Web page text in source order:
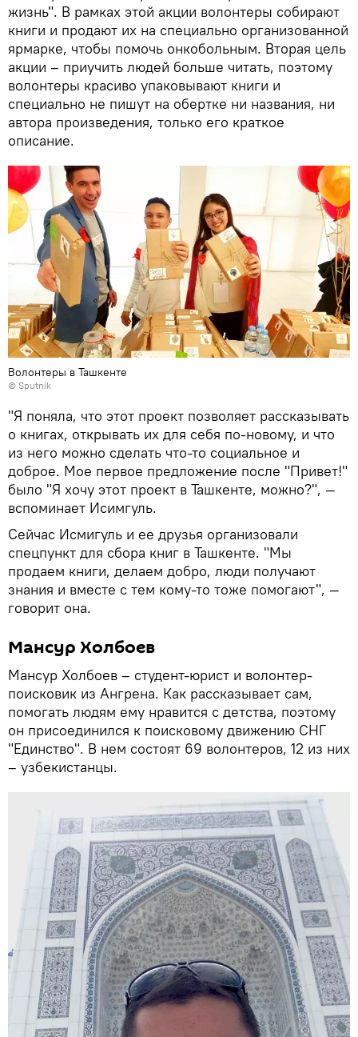
жизнь". В рамках этой акции волонтеры собирают
книги и продают их на специально организованной
ярмарке, чтобы помочь онкобольным. Вторая цель
акции – приучить людей больше читать, поэтому
волонтеры красиво упаковывают книги и
специально не пишут на обертке ни названия, ни
автора произведения, только его краткое
описание.
Волонтеры в Ташкенте
© Sputnik
"Я поняла, что этот проект позволяет рассказывать
о книгах, открывать их для себя по-новому, и что
из него можно сделать что-то социальное и
доброе. Мое первое предложение после "Привет!"
было "Я хочу этот проект в Ташкенте, можно?", —
вспоминает Исимгуль.
Сейчас Исмигуль и ее друзья организовали
спецпункт для сбора книг в Ташкенте. "Мы
продаем книги, делаем добро, люди получают
знания и вместе с тем кому-то тоже помогают", —
говорит она.
Мансур Холбоев
Мансур Холбоев – студент-юрист и волонтер-
поисковик из Ангрена. Как рассказывает сам,
помогать людям ему нравится с детства, поэтому
он присоединился к поисковому движению СНГ
"Единство". В нем состоят 69 волонтеров, 12 из них
– узбекистанцы.